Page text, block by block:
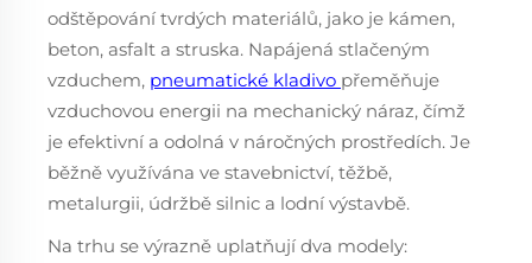
odštěpování tvrdých materiálů, jako je kámen,
beton, asfalt a struska. Napájená stlačeným
vzduchem, pneumatické kladivo přeměňuje
vzduchovou energii na mechanický náraz, čímž
je efektivní a odolná v náročných prostředích. Je
běžně využívána ve stavebnictví, těžbě,
metalurgii, údržbě silnic a lodní výstavbě.
Na trhu se výrazně uplatňují dva modely: